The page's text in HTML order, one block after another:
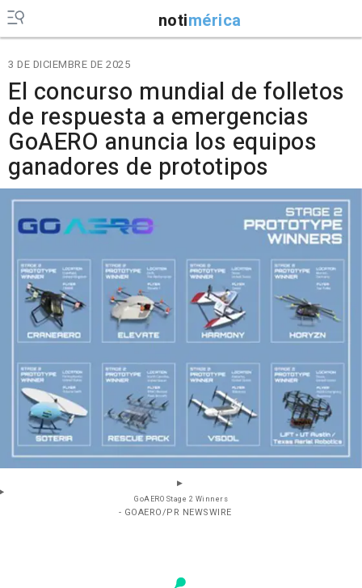
notimérica
3 DE DICIEMBRE DE 2025
El concurso mundial de folletos
de respuesta a emergencias
GoAERO anuncia los equipos
ganadores de prototipos
GoAERO Stage 2 Winners
- GOAERO/PR NEWSWIRE